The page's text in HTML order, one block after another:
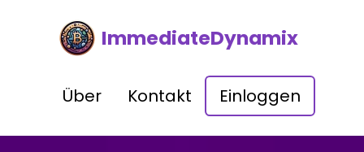
ImmediateDynamix
Über Kontakt Einloggen